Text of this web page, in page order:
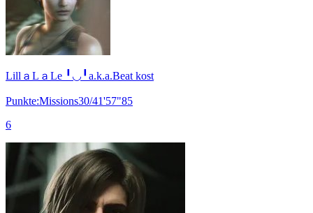
LillａLａLe ╹◡╹a.k.a.Beat kost
Punkte:Missions30/41'57"85
6